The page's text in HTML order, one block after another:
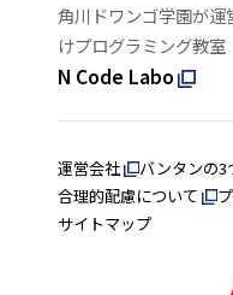
角川ドワンゴ学園が
けプログラミング教室
N Code Labo
運営会社
バンタンの3
合理的配慮について
サイトマップ